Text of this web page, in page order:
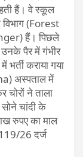
हैं। वे स्कूल
(Forest
हैं। पिछले
पैर में गंभीर
कराया गया
अस्पताल में
चोरों ने ताला
चांदी के
रुपए का माल
26 दर्ज